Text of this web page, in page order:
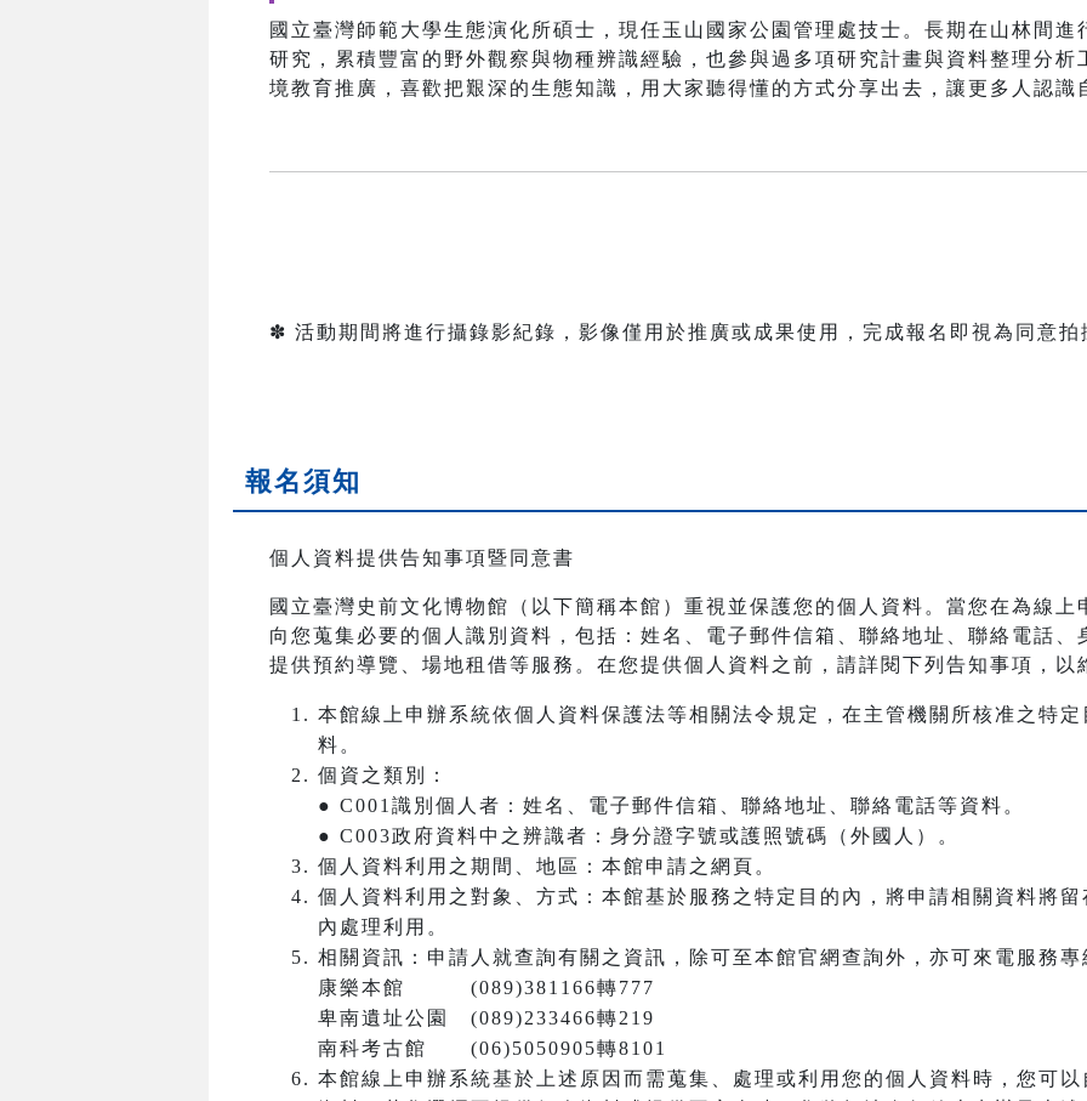
國立臺灣師範大學生態演化所碩士，現任玉山國家公園管理處技士。長期在山林間
研究，累積豐富的野外觀察與物種辨識經驗，也參與過多項研究計畫與資料整理分
境教育推廣，喜歡把艱深的生態知識，用大家聽得懂的方式分享出去，讓更多人認識
✽ 活動期間將進行攝錄影紀錄，影像僅用於推廣或成果使用，完成報名即視為同意拍
報名須知
個人資料提供告知事項暨同意書
國立臺灣史前文化博物館（以下簡稱本館）重視並保護您的個人資料。當您在為線
向您蒐集必要的個人識別資料，包括：姓名、電子郵件信箱、聯絡地址、聯絡電話
提供預約導覽、場地租借等服務。在您提供個人資料之前，請詳閱下列告知事項，以
本館線上申辦系統依個人資料保護法等相關法令規定，在主管機關所核准之特
料。
個資之類別：
● C001識別個人者：姓名、電子郵件信箱、聯絡地址、聯絡電話等資料。
● C003政府資料中之辨識者：身分證字號或護照號碼（外國人）。
個人資料利用之期間、地區：本館申請之網頁。
個人資料利用之對象、方式：本館基於服務之特定目的內，將申請相關資料將
內處理利用。
相關資訊：申請人就查詢有關之資訊，除可至本館官網查詢外，亦可來電服務專
康樂本館 (089)381166轉777
卑南遺址公園 (089)233466轉219
南科考古館 (06)5050905轉8101
本館線上申辦系統基於上述原因而需蒐集、處理或利用您的個人資料時，您可